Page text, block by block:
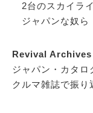
2台のスカイラ
ジャパンな奴ら
Revival Archives
ジャパン・カタロ
クルマ雑誌で振り